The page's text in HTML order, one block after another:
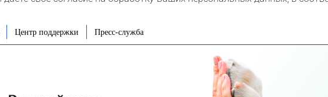
Центр поддержки Пресс-служба